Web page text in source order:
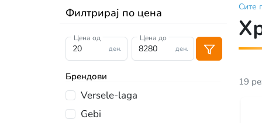
Филтрирај по цена
ден.
Цена од
ден.
Цена до
Брендови
Versele-laga
Gebi
Сите
19